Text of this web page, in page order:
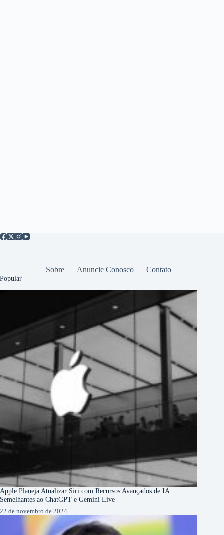
Sobre Anuncie Conosco Contato
Popular
Apple Planeja Atualizar Siri com Recursos Avançados de IA
Semelhantes ao ChatGPT e Gemini Live
22 de novembro de 2024